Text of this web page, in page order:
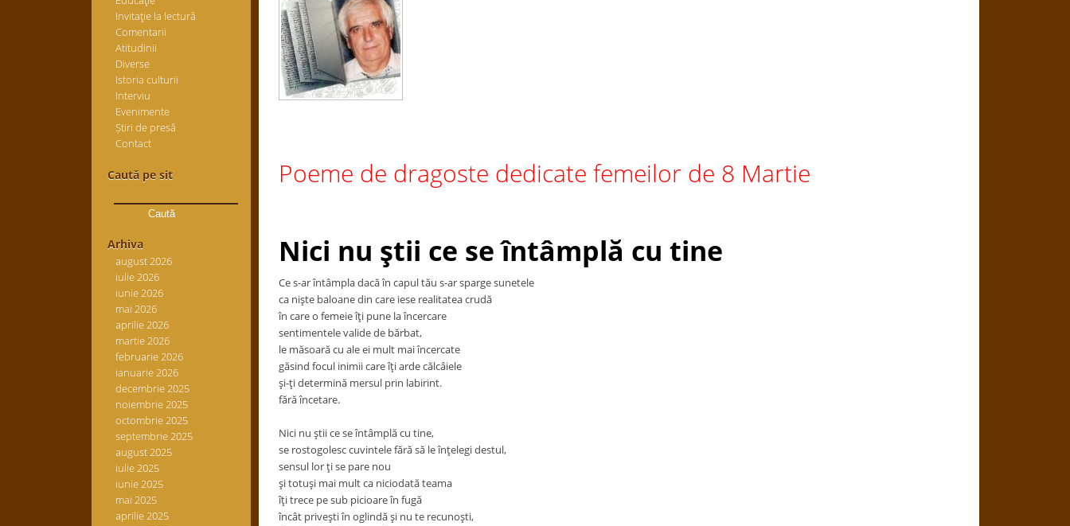
Invitaţie la lectură
Comentarii
Atitudinii
Diverse
Istoria culturii
Interviu
Evenimente
Știri de presă
Contact
Caută pe sit
după:
Arhiva
august 2026
iulie 2026
iunie 2026
mai 2026
aprilie 2026
martie 2026
februarie 2026
ianuarie 2026
decembrie 2025
noiembrie 2025
octombrie 2025
septembrie 2025
august 2025
iulie 2025
iunie 2025
mai 2025
aprilie 2025
Poeme de dragoste dedicate femeilor de 8 Martie
Nici nu ştii ce se întâmplă cu tine
Ce s-ar întâmpla dacă în capul tău s-ar sparge sunetele
ca nişte baloane din care iese realitatea crudă
în care o femeie îţi pune la încercare
sentimentele valide de bărbat,
le măsoară cu ale ei mult mai încercate
găsind focul inimii care îţi arde călcâiele
şi-ţi determină mersul prin labirint.
fără încetare.
Nici nu ştii ce se întâmplă cu tine,
se rostogolesc cuvintele fără să le înţelegi destul,
sensul lor ţi se pare nou
şi totuşi mai mult ca niciodată teama
îţi trece pe sub picioare în fugă
încât priveşti în oglindă şi nu te recunoşti,